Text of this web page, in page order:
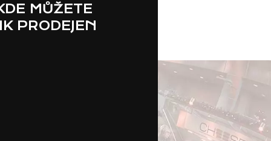
MŮŽETE
PRODEJEN